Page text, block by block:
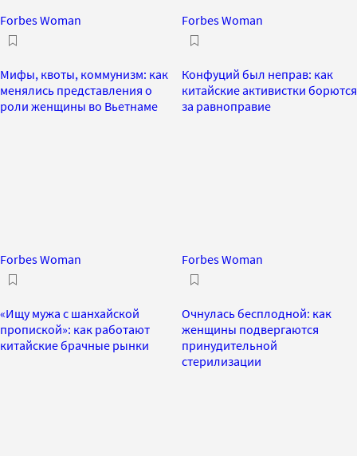
Forbes Woman
Мифы, квоты, коммунизм: как
менялись представления о
роли женщины во Вьетнаме
Forbes Woman
Конфуций был неправ: как
китайские активистки борются
за равноправие
Forbes Woman
«Ищу мужа с шанхайской
пропиской»: как работают
китайские брачные рынки
Forbes Woman
Очнулась бесплодной: как
женщины подвергаются
принудительной
стерилизации